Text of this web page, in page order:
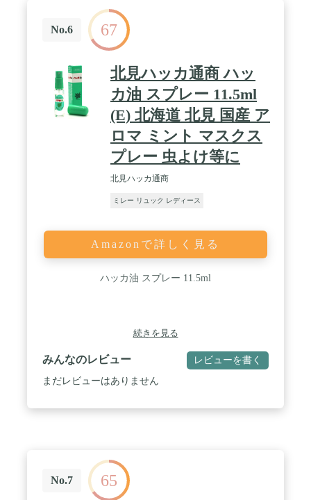
No.6 67
北見ハッカ通商 ハッ
カ油 スプレー 11.5ml
(E) 北海道 北見 国産 ア
ロマ ミント マスクス
プレー 虫よけ等に
北見ハッカ通商
ミレー リュック レディース
Amazonで詳しく見る
ハッカ油 スプレー 11.5ml
続きを見る
みんなのレビュー レビューを書く
まだレビューはありません
No.7 65